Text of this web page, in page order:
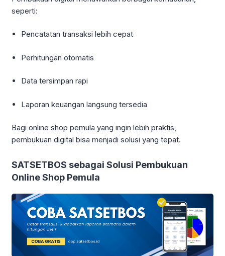
seperti:
Pencatatan transaksi lebih cepat
Perhitungan otomatis
Data tersimpan rapi
Laporan keuangan langsung tersedia
Bagi online shop pemula yang ingin lebih praktis,
pembukuan digital bisa menjadi solusi yang tepat.
SATSETBOS sebagai Solusi Pembukuan
Online Shop Pemula